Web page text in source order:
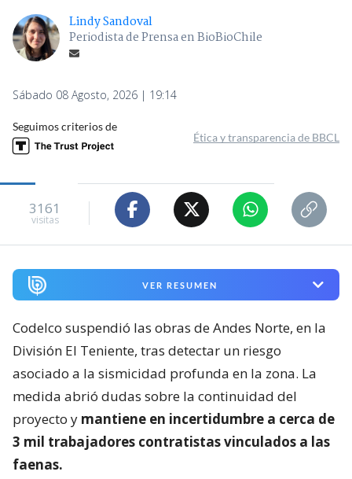
Lindy Sandoval
Periodista de Prensa en BioBioChile
Sábado 08 Agosto, 2026 | 19:14
Seguimos criterios de
Ética y transparencia de BBCL
3161
visitas
VER RESUMEN
Codelco suspendió las obras de Andes Norte, en la
División El Teniente, tras detectar un riesgo
asociado a la sismicidad profunda en la zona. La
medida abrió dudas sobre la continuidad del
proyecto y mantiene en incertidumbre a cerca de
3 mil trabajadores contratistas vinculados a las
faenas.